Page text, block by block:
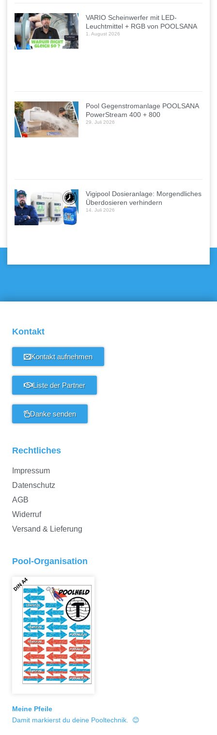
VARIO Scheinwerfer mit LED-
Leuchtmittel + RGB von POOLSANA
1. August 2026
Pool Gegenstromanlage POOLSANA
PowerStream 400 + 800
29. Juli 2026
Vigipool Dosieranlage: Morgendliches
Überdosieren verhindern
14. Juli 2026
Kontakt
Kontakt aufnehmen
Liste der Partner
Danke senden
Rechtliches
Impressum
Datenschutz
AGB
Widerruf
Versand & Lieferung
Pool-Organisation
Meine Pfeile
Damit markierst du deine Pooltechnik. 😊